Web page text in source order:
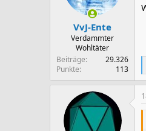
VvJ-Ente
Verdammter
Wohltäter
Beiträge
29.326
Punkte
113